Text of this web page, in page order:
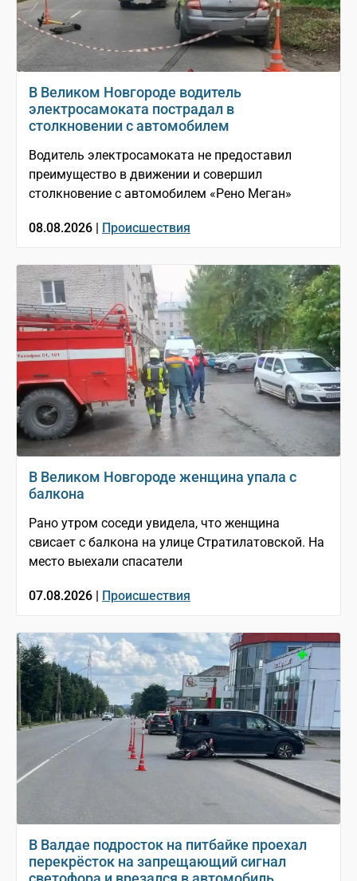
В Великом Новгороде водитель
электросамоката пострадал в
столкновении с автомобилем
Водитель электросамоката не предоставил
преимущество в движении и совершил
столкновение с автомобилем «Рено Меган»
08.08.2026 | Происшествия
В Великом Новгороде женщина упала с
балкона
Рано утром соседи увидела, что женщина
свисает с балкона на улице Стратилатовской. На
место выехали спасатели
07.08.2026 | Происшествия
В Валдае подросток на питбайке проехал
перекрёсток на запрещающий сигнал